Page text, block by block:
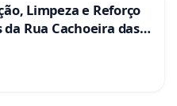
Limpeza e Reforço
da Rua Cachoeira das